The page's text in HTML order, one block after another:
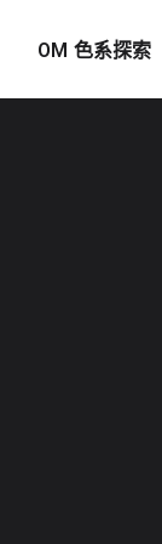
OM 色系探索